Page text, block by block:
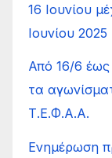
16 Ιουνίου
Ιουνίου
Από 16/6 έως
τα
Τ.Ε.Φ.Α.Α.
Ενημέρωση